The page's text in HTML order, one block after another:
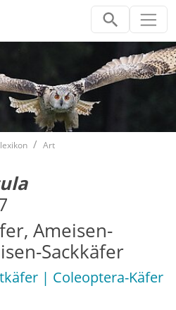
Art
Ameisen-
Sackkäfer
| Coleoptera-Käfer